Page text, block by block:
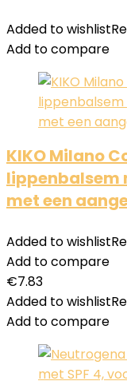
Added to wishlist
Add to compare
KIKO Milano
lippenbalsem
met een
Added to wishlist
Add to compare
€7.83
Added to wishlist
Add to compare